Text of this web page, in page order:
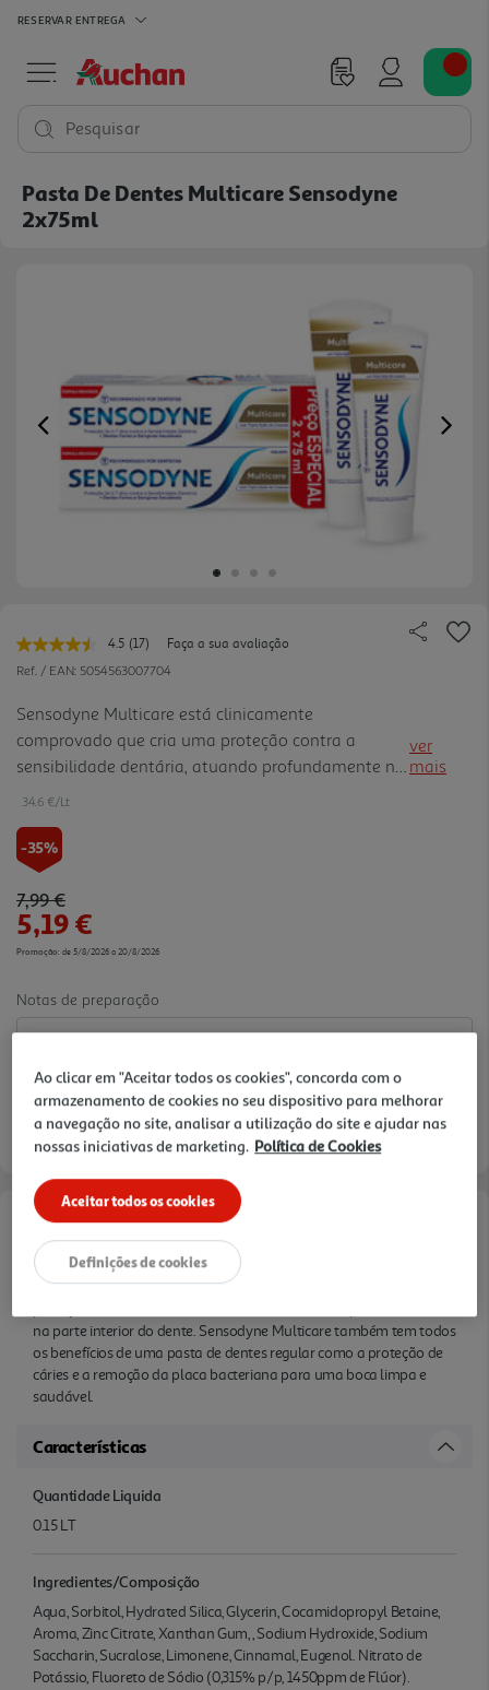
RESERVAR ENTREGA
Pesquisar
Pasta De Dentes Multicare Sensodyne
2x75ml
Previous
4.5 Leu
17
Link
para
a
mesma
página.
(17)
Faça a sua avaliação
Ref. / EAN: 5054563007704
Sensodyne Multicare está clinicamente
comprovado que cria uma proteção contra a
sensibilidade dentária, atuando profundamente na
parte interior do dente. Sensodyne Multicare
dentes regular como a proteção de cáries e a
remoção da placa bacteriana para uma boca limpa
e saudável.
ver
mais
34.6 €/Lt
-35%
Price reduced from
7,99 €to
5,19 €
Promoção: de 5/8/2026 a 20/8/2026
Notas de preparação
Informações de Marketing
Sensodyne Multicare está clinicamente comprovado que cria uma
na parte interior do dente. Sensodyne Multicare também tem todos
os benefícios de uma pasta de dentes regular como a proteção de
cáries e a remoção da placa bacteriana para uma boca limpa e
saudável.
Características
Quantidade Liquida
0.15 LT
Ingredientes/Composição
Aqua, Sorbitol, Hydrated Silica, Glycerin, Cocamidopropyl Betaine,
Aroma, Zinc Citrate, Xanthan Gum, , Sodium Hydroxide, Sodium
Saccharin, Sucralose, Limonene, Cinnamal, Eugenol. Nitrato de
Potássio, Fluoreto de Sódio (0,315% p/p, 1450ppm de Flúor).
Ao clicar em "Aceitar todos os cookies", concorda com o
armazenamento de cookies no seu dispositivo para melhorar
a navegação no site, analisar a utilização do site e ajudar nas
nossas iniciativas de marketing. Política de Cookies
Aceitar todos os cookies
Definições de cookies